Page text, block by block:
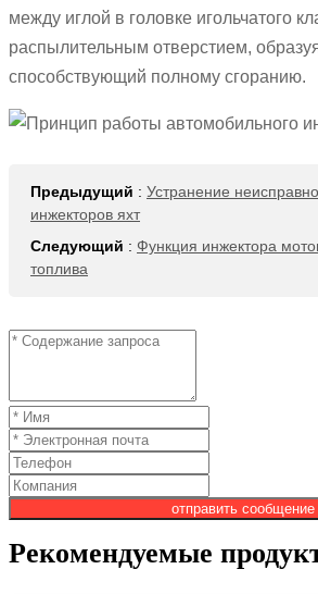
между иглой в головке игольчатого
распылительным отверстием,
способствующий полному сгоранию.
Предыдущий : Устранение
инжекторов яхт
Следующий : Функция инжектора
топлива
отправить сообщение
Рекомендуемые